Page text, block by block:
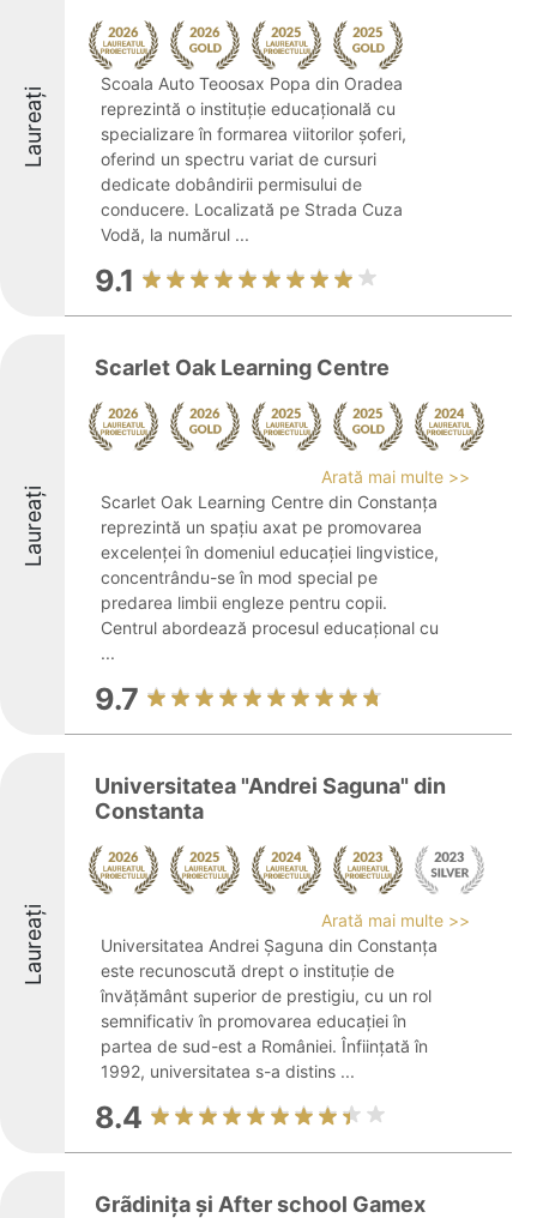
Laureați
Scoala Auto Teoosax Popa din Oradea
reprezintă o instituție educațională cu
specializare în formarea viitorilor șoferi,
oferind un spectru variat de cursuri
dedicate dobândirii permisului de
conducere. Localizată pe Strada Cuza
Vodă, la numărul ...
9.1
Laureați
Scarlet Oak Learning Centre
Arată mai multe >>
Scarlet Oak Learning Centre din Constanța
reprezintă un spațiu axat pe promovarea
excelenței în domeniul educației lingvistice,
concentrându-se în mod special pe
predarea limbii engleze pentru copii.
Centrul abordează procesul educațional cu
...
9.7
Laureați
Universitatea "Andrei Saguna" din
Constanta
Arată mai multe >>
Universitatea Andrei Șaguna din Constanța
este recunoscută drept o instituție de
învățământ superior de prestigiu, cu un rol
semnificativ în promovarea educației în
partea de sud-est a României. Înființată în
1992, universitatea s-a distins ...
8.4
Grãdinița şi After school Gamex